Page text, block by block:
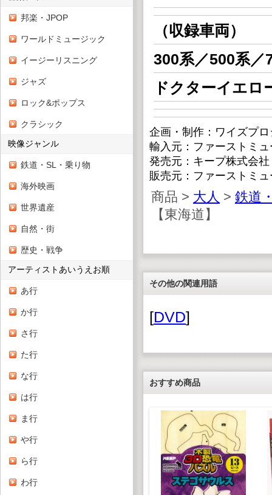
邦楽・JPOP
ワールドミュージック
イージーリスニング
ジャズ
ロック&ポップス
クラシック
映像ジャンル
鉄道・SL・乗り物
海外映画
世界遺産
自然・街
歴史・戦争
アーティストあいうえお順
あ行
か行
さ行
た行
な行
は行
ま行
や行
ら行
わ行
（収録車両）
300系／500系／
ドクターイエ
企画・制作：ワイズプ
輸入元：ファーストミ
発売元：キープ株式会社
販売元：ファーストミ
商品 > 大人 > 鉄道
【東海道】
その他の関連用語
[DVD]
おすすめ商品